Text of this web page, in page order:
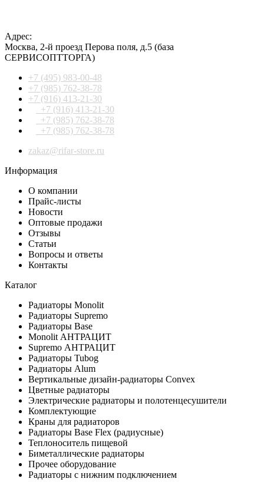
Адрес:
Москва, 2-й проезд Перова поля, д.5 (база
СЕРВИСОПТТОРГА)
+7 (495) 983-00-48
+7 (985) 762-38-78
+7 (916) 413-21-30
+7 (916) 413-21-30
+7 (985) 762-38-78
+7 (985) 762-38-78
zakaz@rifar-store.ru
Информация
О компании
Прайс-листы
Новости
Оптовые продажи
Отзывы
Статьи
Вопросы и ответы
Контакты
Каталог
Радиаторы Monolit
Радиаторы Supremo
Радиаторы Base
Monolit АНТРАЦИТ
Supremo АНТРАЦИТ
Радиаторы Tubog
Радиаторы Alum
Вертикальные дизайн-радиаторы Convex
Цветные радиаторы
Электрические радиаторы и полотенцесушители
Комплектующие
Краны для радиаторов
Радиаторы Base Flex (радиусные)
Теплоноситель пищевой
Биметаллические радиаторы
Прочее оборудование
Радиаторы с нижним подключением